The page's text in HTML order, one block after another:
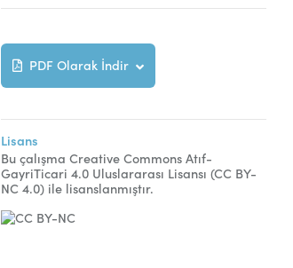
PDF Olarak İndir
Lisans
Bu çalışma Creative Commons Atıf-
GayriTicari 4.0 Uluslararası Lisansı (CC BY-
NC 4.0) ile lisanslanmıştır.